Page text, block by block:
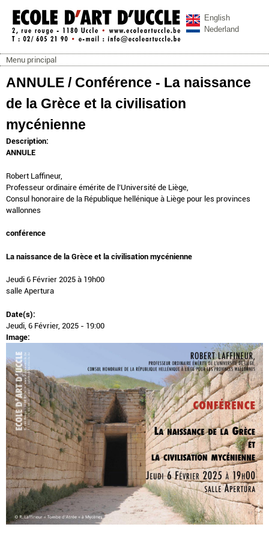
Aller au contenu principal
ecoleartuccle.be
English
Nederland
Menu principal
Menu principal
ANNULE / Conférence - La naissance
de la Grèce et la civilisation
mycénienne
Description:
ANNULE
Robert Laffineur,
Professeur ordinaire émérite de l’Université de Liège,
Consul honoraire de la République hellénique à Liège pour les provinces
wallonnes
conférence
La naissance de la Grèce et la civilisation mycénienne
Jeudi 6 Février 2025 à 19h00
salle Apertura
Date(s):
Jeudi, 6 Février, 2025 - 19:00
Image: